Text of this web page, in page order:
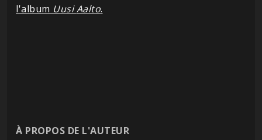
l'album Uusi Aalto.
À PROPOS DE L'AUTEUR